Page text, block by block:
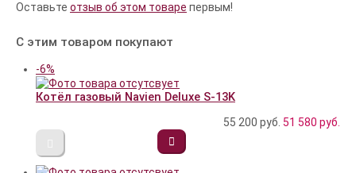
Оставьте отзыв об этом товаре первым!
С этим товаром покупают
-6%
Котёл газовый Navien Deluxe S-13K
55 200 руб. 51 580 руб.